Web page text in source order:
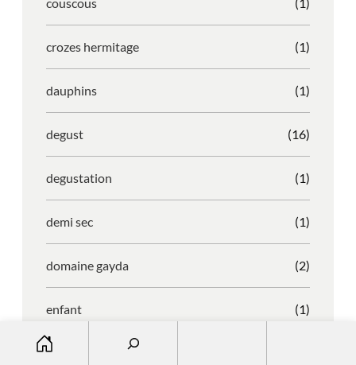
crozes hermitage (1)
dauphins (1)
degust (16)
degustation (1)
demi sec (1)
domaine gayda (2)
enfant (1)
entreprise